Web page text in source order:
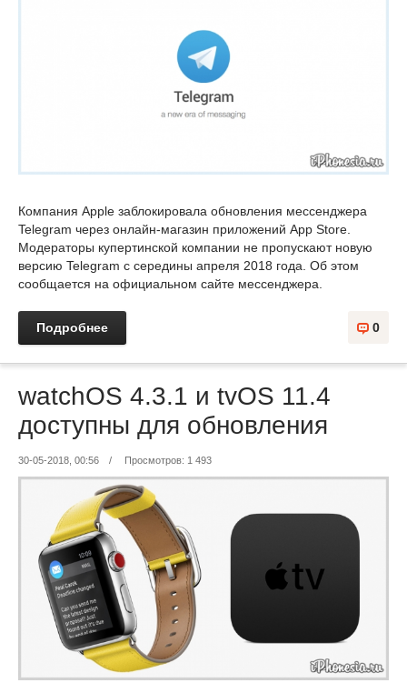
Компания Apple заблокировала обновления мессенджера
Telegram через онлайн-магазин приложений App Store.
Модераторы купертинской компании не пропускают новую
версию Telegram с середины апреля 2018 года. Об этом
сообщается на официальном сайте мессенджера.
Подробнее 0
watchOS 4.3.1 и tvOS 11.4
доступны для обновления
30-05-2018, 00:56 / Просмотров: 1 493